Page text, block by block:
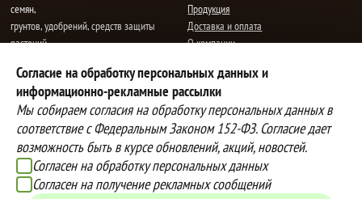
Согласие на обработку персональных данных и
информационно-рекламные рассылки
Мы собираем согласия на обработку персональных данных в
соответствие с Федеральным Законом 152-ФЗ. Согласие дает
возможность быть в курсе обновлений, акций, новостей.
Согласен на обработку персональных данных
Согласен на получение рекламных сообщений
семян,
грунтов, удобрений, средств защиты
растений.
E-mail:mail@semenauspeha.ru
Телефон: +7 (8352) 28-80-34
Адрес: г. Чебоксары, пр. Мира 76 А
Продукция
Доставка и оплата
О компании
Контакты
Способы оплаты
Вы можете оплатить покупки
Доставка
Наша компания осуществляет